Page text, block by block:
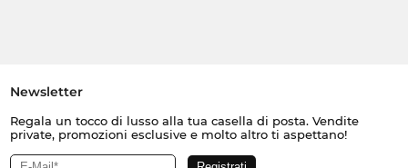
Newsletter
Regala un tocco di lusso alla tua casella di posta. Vendite
private, promozioni esclusive e molto altro ti aspettano!